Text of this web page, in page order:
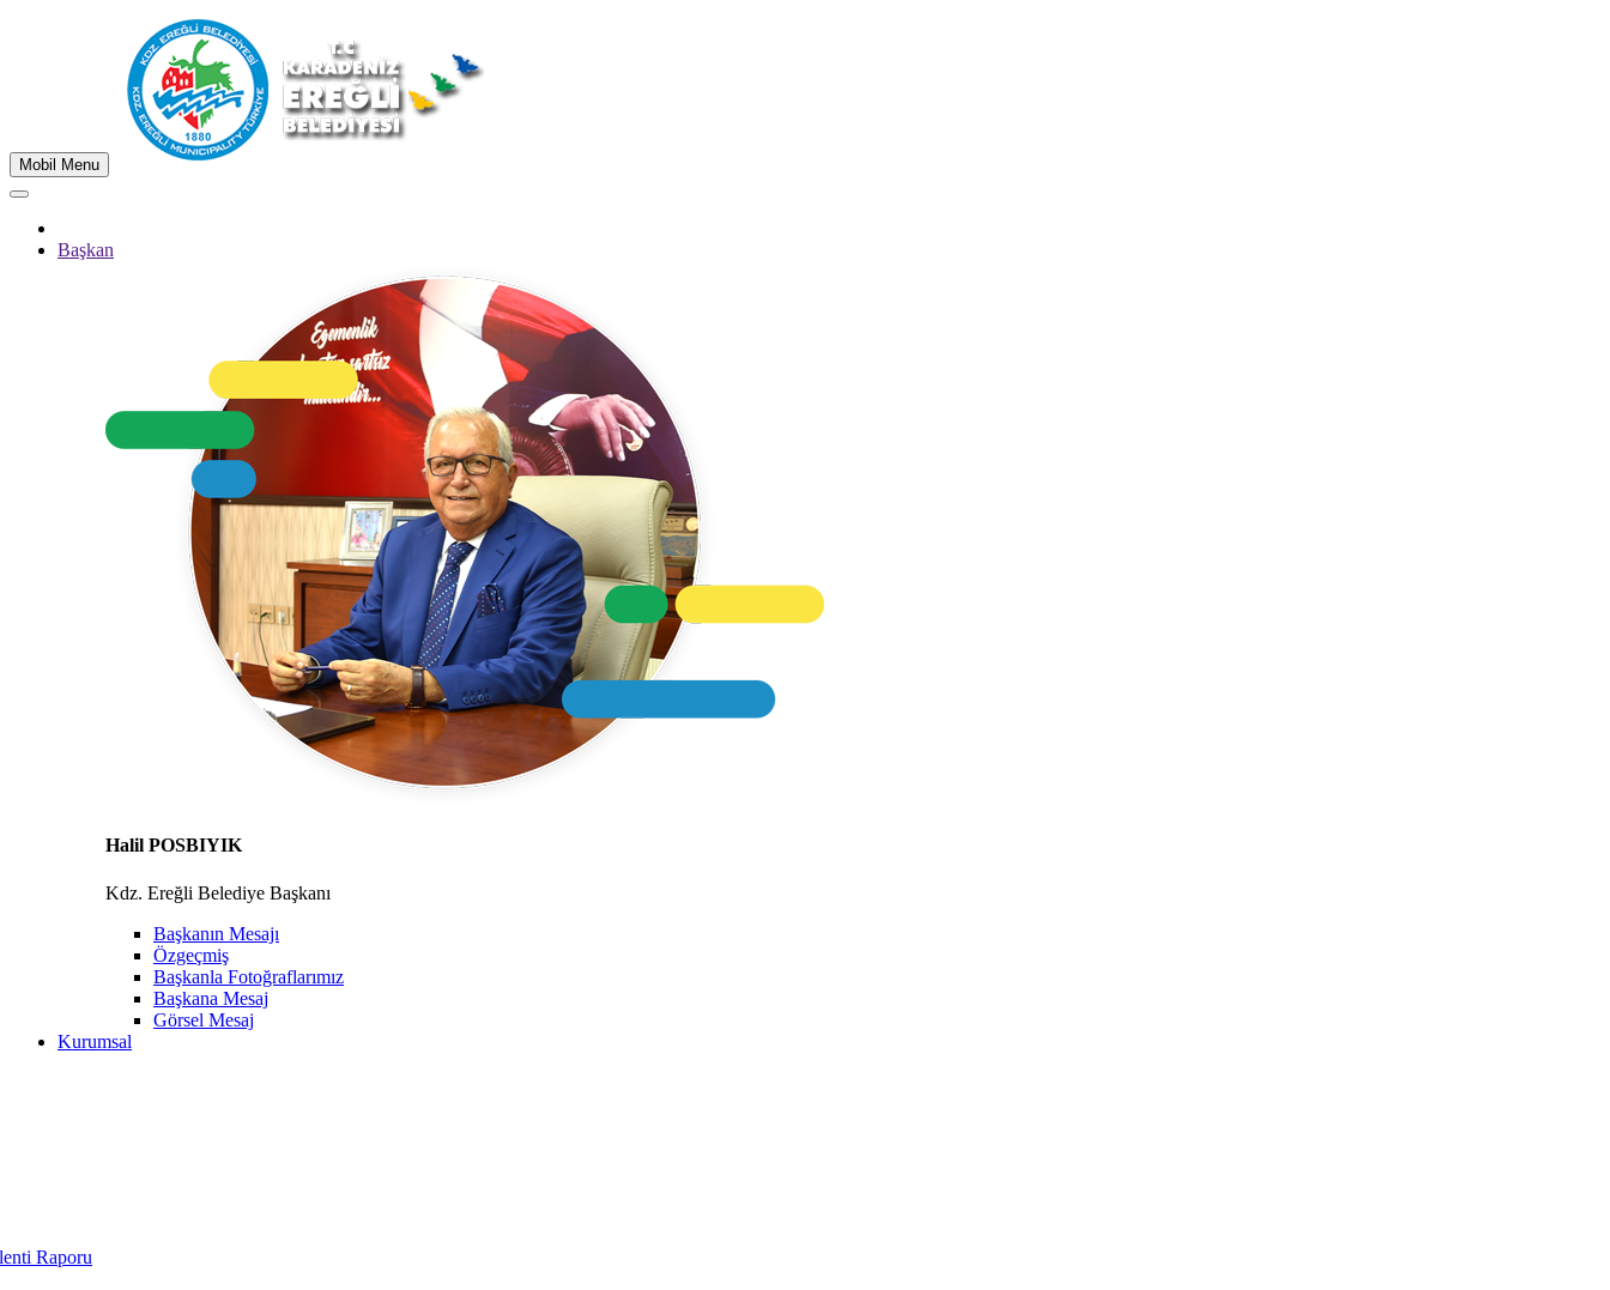
Mobil Menu
Başkan
Halil POSBIYIK
Kdz. Ereğli Belediye Başkanı
Başkanın Mesajı
Özgeçmiş
Başkanla Fotoğraflarımız
Başkana Mesaj
Görsel Mesaj
Kurumsal
Raporu